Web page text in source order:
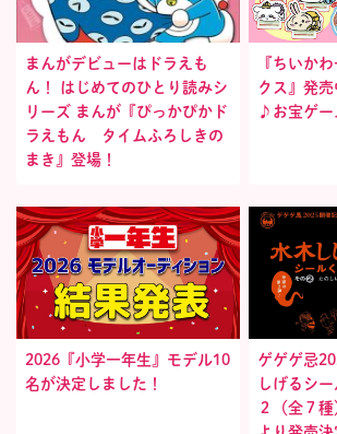
まんがデビューはドラえも
ん！ はじめてのひとり読みシ
リーズ まんが『ぴっかぴかド
ラえもん タイムふろしきの
まき』登場！
『ちいか
クス』発
♪お宝ゲー
2026『小学一年生』モデル10
名が決定しました！
ゲゲゲ忌
しげるシ
２（全７